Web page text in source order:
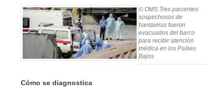
© OMS Tres pacientes
sospechosos de
hantavirus fueron
evacuados del barco
para recibir atención
médica en los Países
Bajos.
Cómo se diagnostica